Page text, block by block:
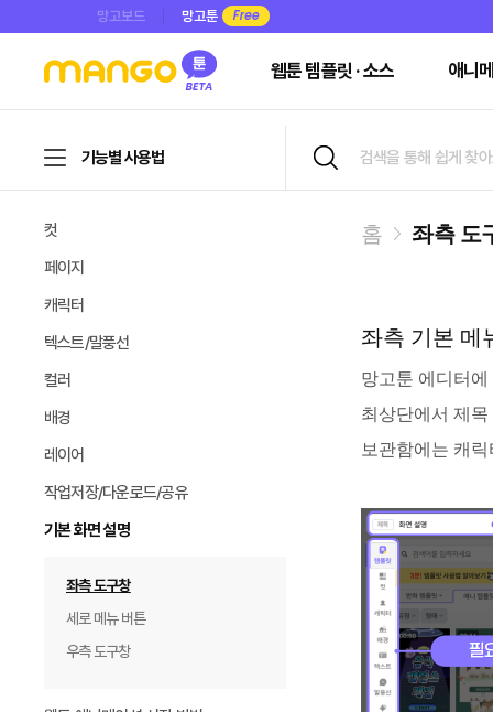
망고보드 망고툰
웹툰 템플릿 · 소스 애니
기능별 사용법
컷
페이지
캐릭터
텍스트/말풍선
컬러
배경
레이어
작업저장/다운로드/공유
기본 화면 설명
좌측 도구창
세로 메뉴 버튼
우측 도구창
홈 좌측 도
좌측 기본 메
망고툰 에디터
최상단에서 제
보관함에는 캐